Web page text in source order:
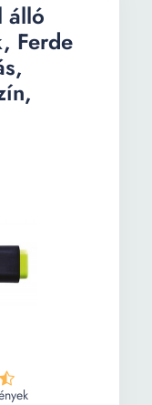
álló
Ferde